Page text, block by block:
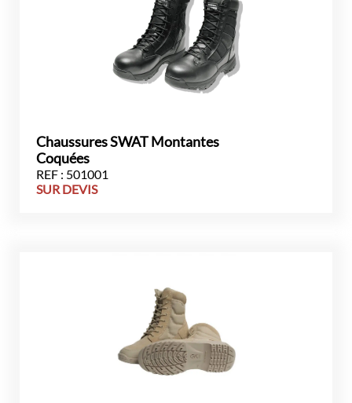
Chaussures SWAT Montantes
Coquées
REF : 501001
SUR DEVIS